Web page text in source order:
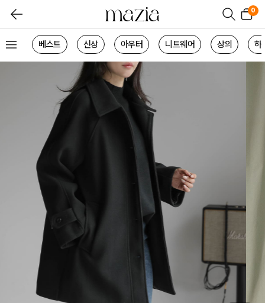
0
베스트 신상 아우터 니트웨어 상의 하